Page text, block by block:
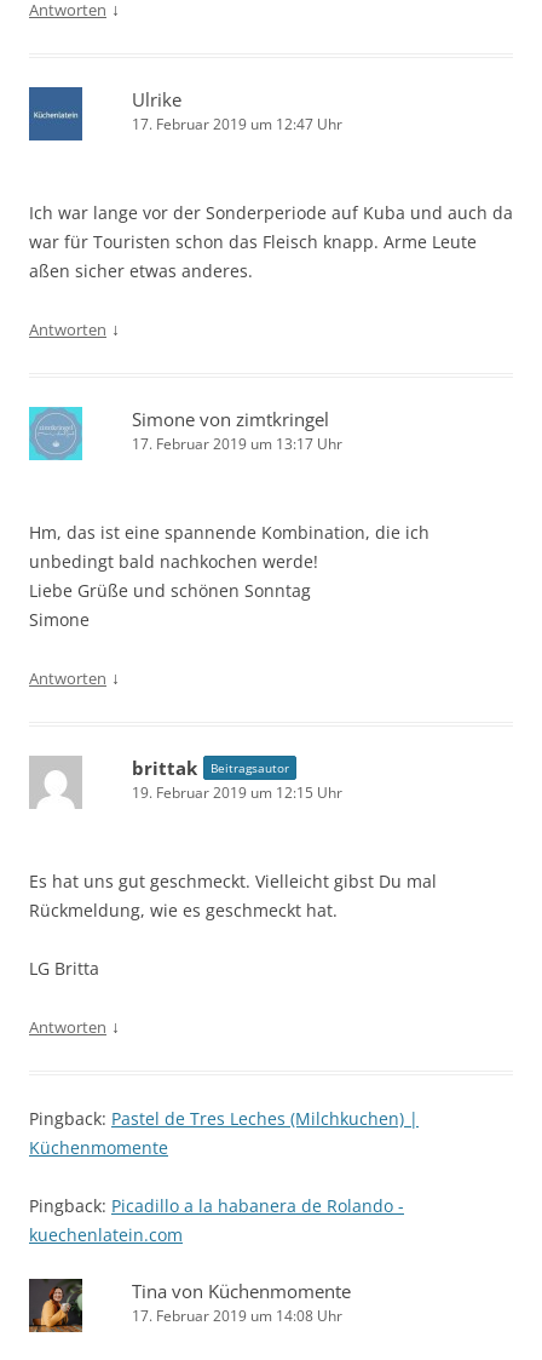
Antworten ↓
Ulrike
17. Februar 2019 um 12:47 Uhr
Ich war lange vor der Sonderperiode auf Kuba und auch da
war für Touristen schon das Fleisch knapp. Arme Leute
aßen sicher etwas anderes.
Antworten ↓
Simone von zimtkringel
17. Februar 2019 um 13:17 Uhr
Hm, das ist eine spannende Kombination, die ich
unbedingt bald nachkochen werde!
Liebe Grüße und schönen Sonntag
Simone
Antworten ↓
brittak Beitragsautor
19. Februar 2019 um 12:15 Uhr
Es hat uns gut geschmeckt. Vielleicht gibst Du mal
Rückmeldung, wie es geschmeckt hat.
LG Britta
Antworten ↓
Pingback: Pastel de Tres Leches (Milchkuchen) |
Küchenmomente
Pingback: Picadillo a la habanera de Rolando -
kuechenlatein.com
Tina von Küchenmomente
17. Februar 2019 um 14:08 Uhr